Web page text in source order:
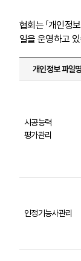
협회는 「개인정
일을 운영하고
개인정보 파일
시공능력
평가관리
인정기능사관리